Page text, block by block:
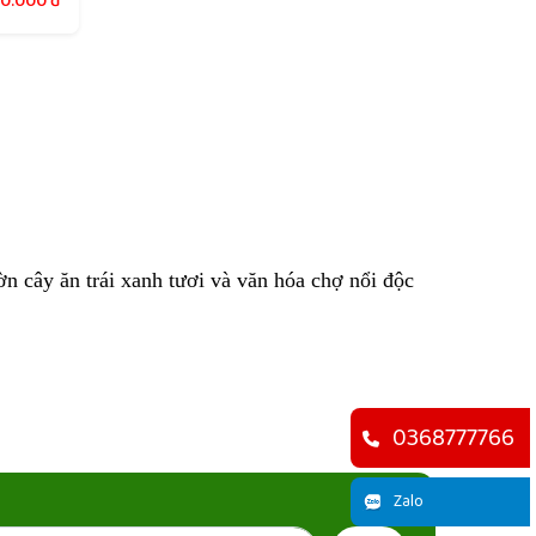
cây ăn trái xanh tươi và văn hóa chợ nổi độc
0368777766
Zalo